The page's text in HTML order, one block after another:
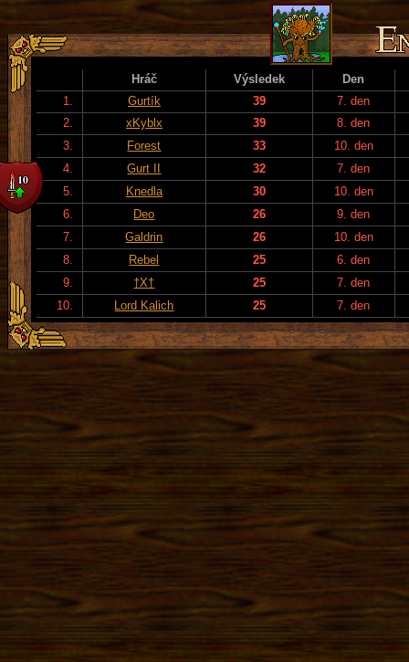
Hráč Výsledek
Den
1.
Gurtík 39
7. den
2.
xKyblx 39
8. den
3.
Forest 33
10. den
4.
Gurt II 32
7. den
5.
Knedla 30
10. den
6.
Deo 26
9. den
7.
Galdrin 26
10. den
8.
Rebel 25
6. den
9.
†X† 25
7. den
10.
Lord Kalich 25 7. den